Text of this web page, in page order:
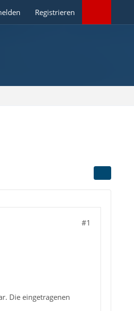
Registrieren
#1
Die eingetragenen